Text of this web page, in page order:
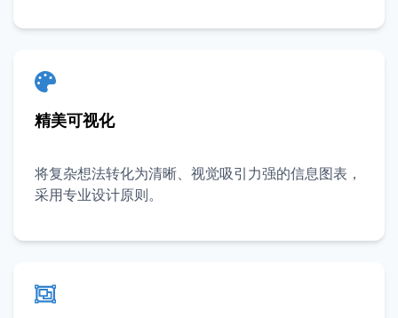
精美可视化
将复杂想法转化为清晰、视觉吸引力强的信息图表，
采用专业设计原则。